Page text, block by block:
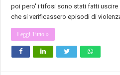
poi pero' i tifosi sono stati fatti uscire
che si verificassero episodi di
Leggi Tutto »